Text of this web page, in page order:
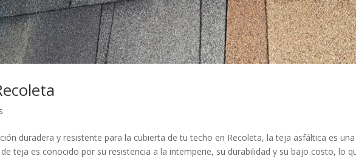
duradera y resistente para la cubierta de tu techo en Recoleta, la teja asfáltica es una
teja es conocido por su resistencia a la intemperie, su durabilidad y su bajo costo, lo